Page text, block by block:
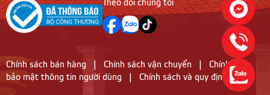
Theo dõi chúng tôi
Chính sách bán hàng Chính sách vận chuyển
Chính sách
bảo mật thông tin người dùng
Chính sách và quy định chung